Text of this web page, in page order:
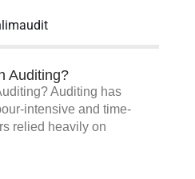
Auditing?
Auditing has
intensive and time-
relied heavily on